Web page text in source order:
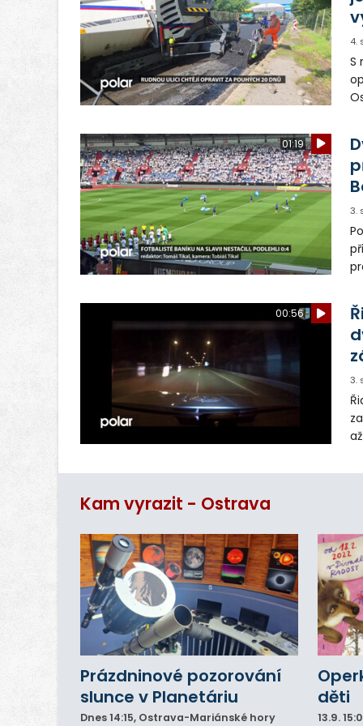
4.
S
01:19
3.
00:56
3.
Kam vyrazit - Ostrava
Prázdninové pozorování
slunce v Planetáriu
Dnes14:15, Ostrava-Mariánské hory
děti
13.9.